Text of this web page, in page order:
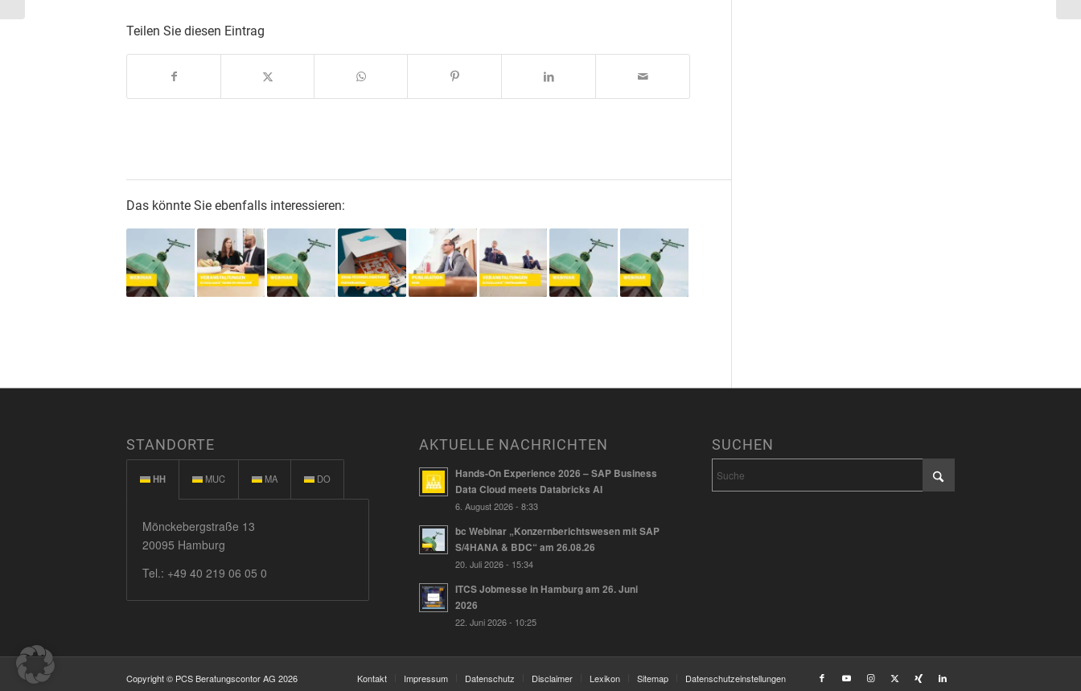
Teilen Sie diesen Eintrag
Das könnte Sie ebenfalls interessieren:
STANDORTE
HH MUC MA DO
Mönckebergstraße 13
20095 Hamburg
Tel.: +49 40 219 06 05 0
AKTUELLE NACHRICHTEN
Hands-On Experience 2026 – SAP Business
Data Cloud meets Databricks AI
6. August 2026 - 8:33
bc Webinar „Konzernberichtswesen mit SAP
S/4HANA & BDC“ am 26.08.26
20. Juli 2026 - 15:34
ITCS Jobmesse in Hamburg am 26. Juni
2026
22. Juni 2026 - 10:25
SUCHEN
Copyright © PCS Beratungscontor AG 2026 Kontakt Impressum Datenschutz Disclaimer Lexikon Sitemap Datenschutzeinstellungen